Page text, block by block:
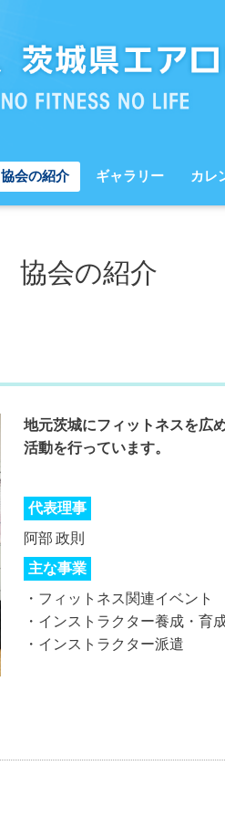
協会の紹介 ギャラリー カレ
協会の紹介
地元茨城にフィットネスを広
活動を行っています。
代表理事
阿部 政則
主な事業
・フィットネス関連イベント
・インストラクター養成・育
・インストラクター派遣